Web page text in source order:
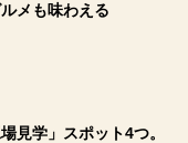
メも味わえる
見学」スポット4つ。